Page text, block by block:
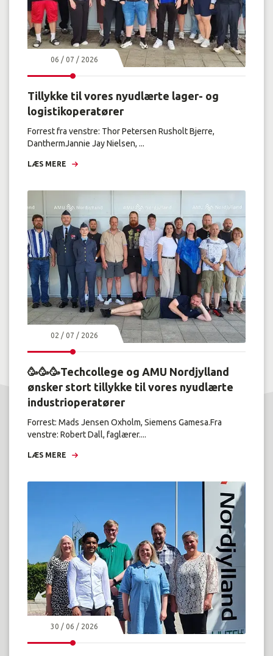
06 / 07 / 2026
Tillykke til vores nyudlærte lager- og
logistikoperatører
Forrest fra venstre: Thor Petersen Rusholt Bjerre,
DanthermJannie Jay Nielsen, ...
LÆS MERE
02 / 07 / 2026
🥳🥳🥳Techcollege og AMU Nordjylland
ønsker stort tillykke til vores nyudlærte
industrioperatører
Forrest: Mads Jensen Oxholm, Siemens Gamesa.Fra
venstre: Robert Dall, faglærer....
LÆS MERE
30 / 06 / 2026